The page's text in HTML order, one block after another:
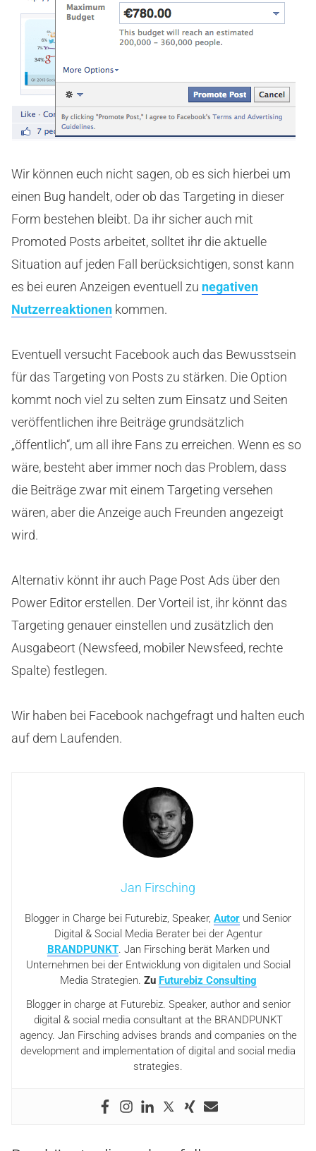
Wir können euch nicht sagen, ob es sich hierbei um
einen Bug handelt, oder ob das Targeting in dieser
Form bestehen bleibt. Da ihr sicher auch mit
Promoted Posts arbeitet, solltet ihr die aktuelle
Situation auf jeden Fall berücksichtigen, sonst kann
es bei euren Anzeigen eventuell zu negativen
Nutzerreaktionen kommen.
Eventuell versucht Facebook auch das Bewusstsein
für das Targeting von Posts zu stärken. Die Option
kommt noch viel zu selten zum Einsatz und Seiten
veröffentlichen ihre Beiträge grundsätzlich
„öffentlich“, um all ihre Fans zu erreichen. Wenn es so
wäre, besteht aber immer noch das Problem, dass
die Beiträge zwar mit einem Targeting versehen
wären, aber die Anzeige auch Freunden angezeigt
wird.
Alternativ könnt ihr auch Page Post Ads über den
Power Editor erstellen. Der Vorteil ist, ihr könnt das
Targeting genauer einstellen und zusätzlich den
Ausgabeort (Newsfeed, mobiler Newsfeed, rechte
Spalte) festlegen.
Wir haben bei Facebook nachgefragt und halten euch
auf dem Laufenden.
Jan Firsching
Blogger in Charge bei Futurebiz, Speaker, Autor und Senior
Digital & Social Media Berater bei der Agentur
BRANDPUNKT. Jan Firsching berät Marken und
Unternehmen bei der Entwicklung von digitalen und Social
Media Strategien. Zu Futurebiz Consulting
Blogger in charge at Futurebiz. Speaker, author and senior
digital & social media consultant at the BRANDPUNKT
agency. Jan Firsching advises brands and companies on the
development and implementation of digital and social media
strategies.